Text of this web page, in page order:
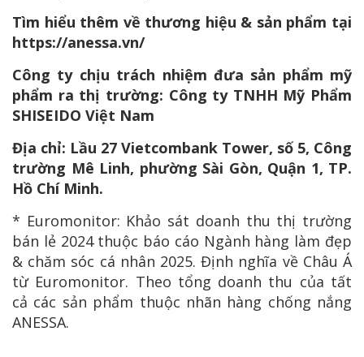
Tìm hiểu thêm về thương hiệu & sản phẩm tại
https://anessa.vn/
Công ty chịu trách nhiệm đưa sản phẩm mỹ
phẩm ra thị trường: Công ty TNHH Mỹ Phẩm
SHISEIDO Việt Nam
Địa chỉ: Lầu 27 Vietcombank Tower, số 5, Công
trường Mê Linh, phường Sài Gòn, Quận 1, TP.
Hồ Chí Minh.
* Euromonitor: Khảo sát doanh thu thị trường
bán lẻ 2024 thuộc báo cáo Ngành hàng làm đẹp
& chăm sóc cá nhân 2025. Định nghĩa về Châu Á
từ Euromonitor. Theo tổng doanh thu của tất
cả các sản phẩm thuộc nhãn hàng chống nắng
ANESSA.